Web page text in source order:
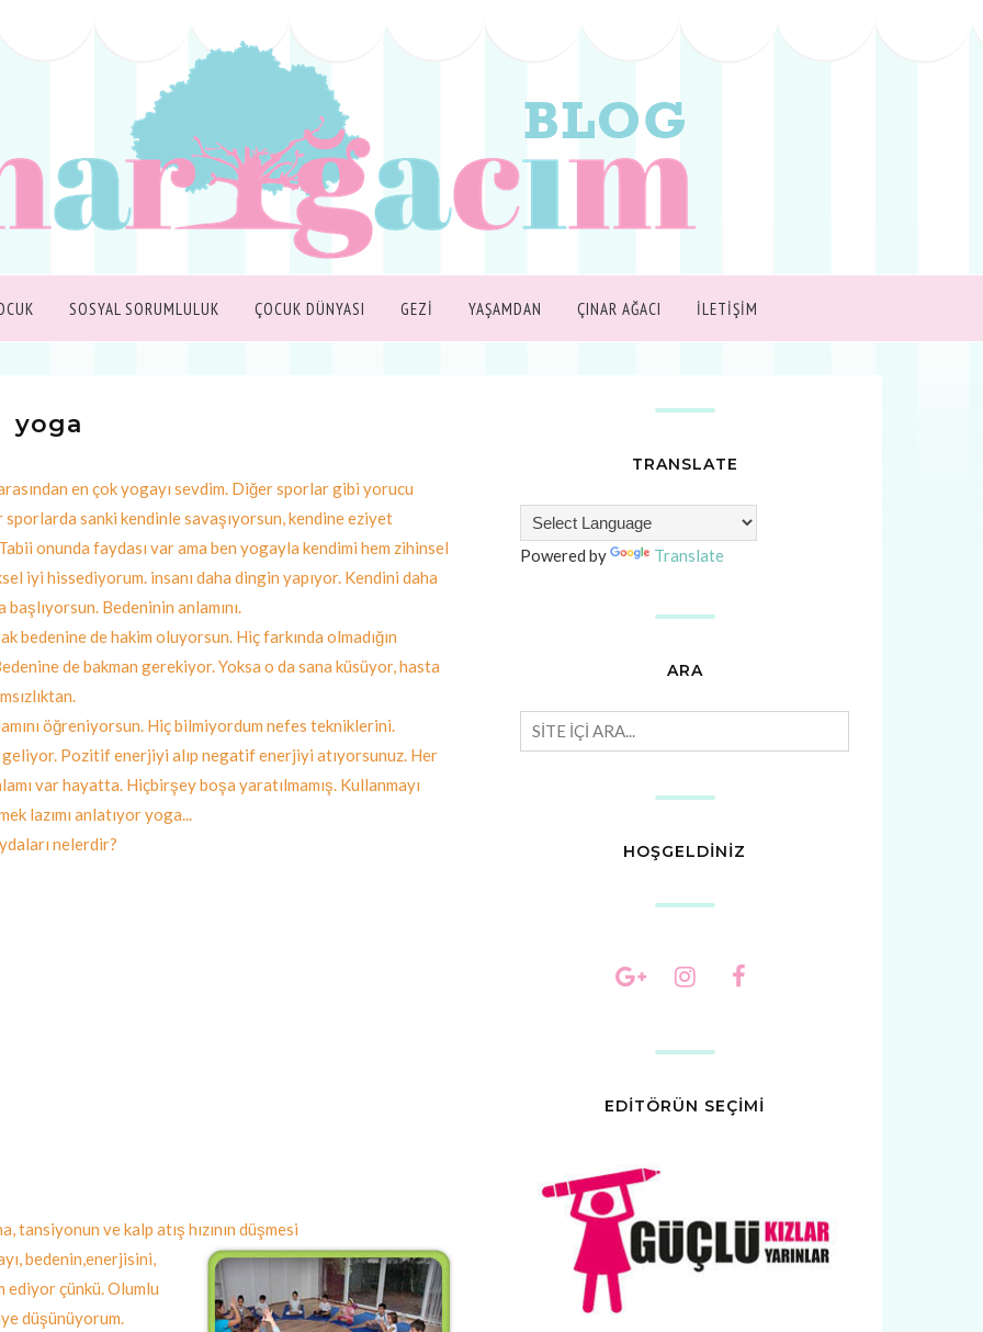
SOSYAL SORUMLULUK ÇOCUK DÜNYASI GEZİ YAŞAMDAN ÇINAR AĞACI İLETİŞİM
yoga
en çok yogayı sevdim. Diğer sporlar gibi yorucu
sanki kendinle savaşıyorsun, kendine eziyet
onunda faydası var ama ben yogayla kendimi hem zihinsel
iyi hissediyorum. insanı daha dingin yapıyor. Kendini daha
başlıyorsun. Bedeninin anlamını.
bedenine de hakim oluyorsun. Hiç farkında olmadığın
de bakman gerekiyor. Yoksa o da sana küsüyor, hasta
öğreniyorsun. Hiç bilmiyordum nefes tekniklerini.
geliyor. Pozitif enerjiyi alıp negatif enerjiyi atıyorsunuz. Her
var hayatta. Hiçbirşey boşa yaratılmamış. Kullanmayı
lazımı anlatıyor yoga...
nelerdir?
tansiyonun ve kalp atış hızının düşmesi
bedenin,enerjisini,
ediyor çünkü. Olumlu
düşünüyorum.
TRANSLATE
Powered by Translate
ARA
HOŞGELDİNİZ
EDİTÖRÜN SEÇİMİ